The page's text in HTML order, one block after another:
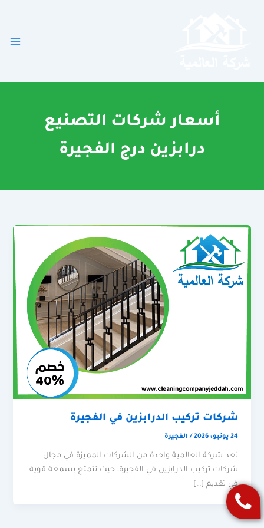
أسعار شركات التصنيع
درابزين درج الفجيرة
شركات تركيب الدرابزين في الفجيرة
24 يونيو، 2026 / الفجيرة
تعد شركة العالمية واحدة من الشركات المميزة في مجال
شركات تركيب الدرابزين في الفجيرة، حيث تتمتع بسمعة قوية
في تقديم […]